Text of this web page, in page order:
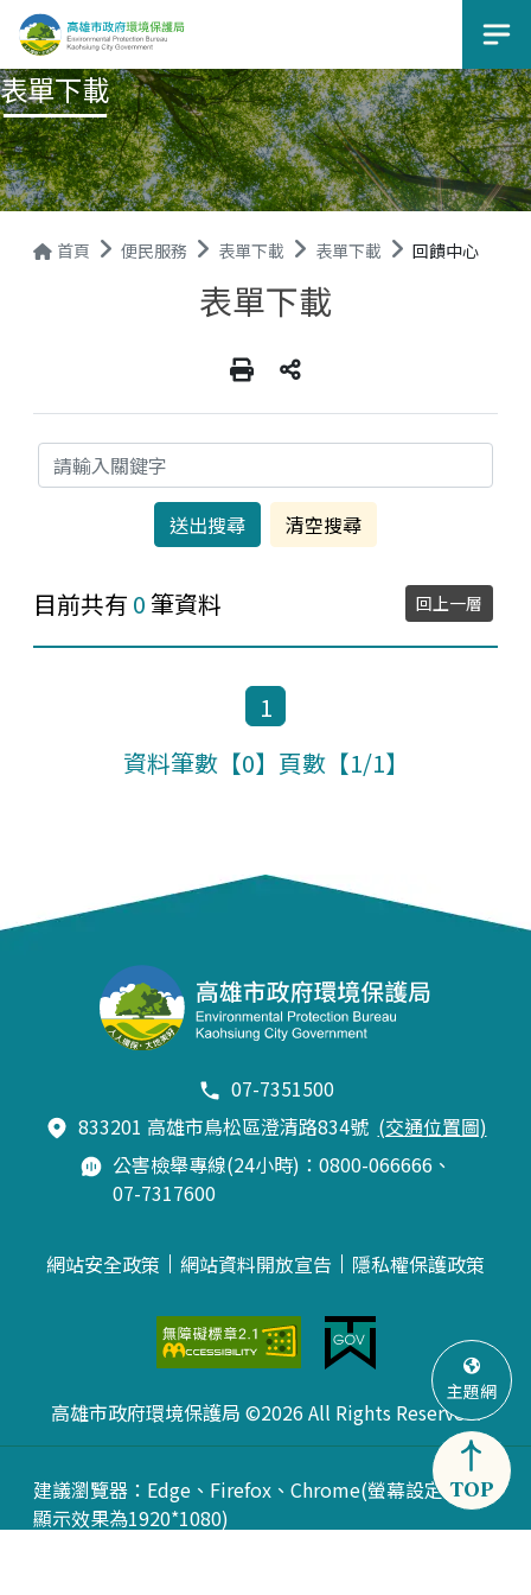
選
表單下載
首頁 便民服務 表單下載 表單下載 回饋中心
表單下載
關鍵字
目前共有 0 筆資料 回上一層
1
資料筆數【0】頁數【1/1】
07-7351500
833201 高雄市鳥松區澄清路834號 (交通位置圖)
公害檢舉專線(24小時)：0800-066666、
07-7317600
網站安全政策 網站資料開放宣告 隱私權保護政策
高雄市政府環境保護局 ©2026 All Rights Reserved.
建議瀏覽器：Edge、Firefox、Chrome(螢幕設定最佳
顯示效果為1920*1080)
主題網
TOP